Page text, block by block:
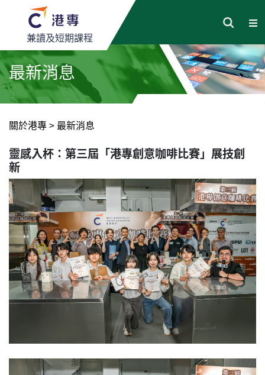
兼讀及短期課程
最新消息
關於港專> 最新消息
靈感入杯：第三屆「港專創意咖啡比賽」展技創
新